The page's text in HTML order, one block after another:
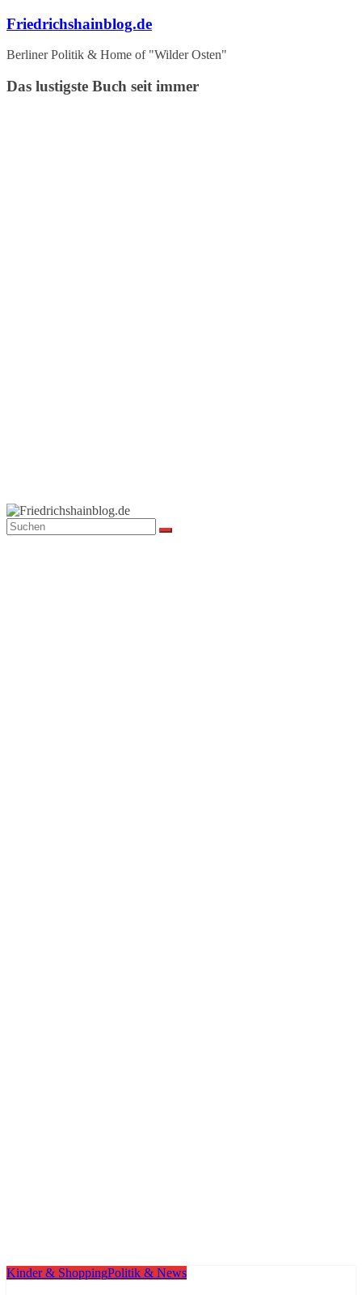
Zum
springen
Friedrichshainblog.de
Berliner Politik & Home of "Wilder Osten"
Das lustigste Buch seit immer
Kinder & ShoppingPolitik & News